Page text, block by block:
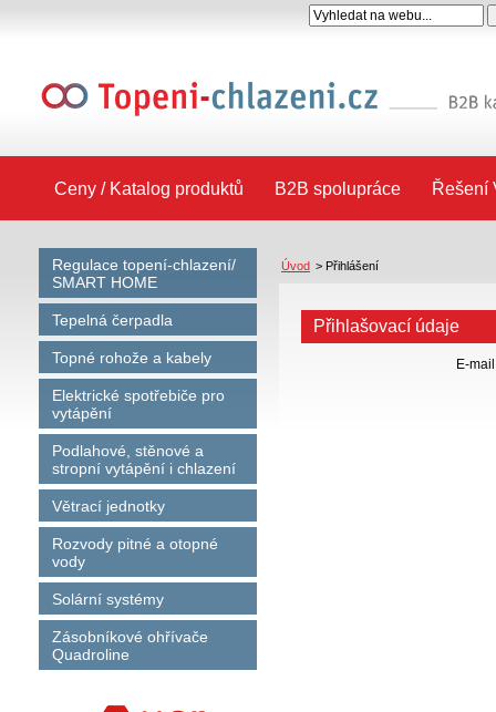
Ceny / Katalog produktů B2B spolupráce Řešení
Regulace topení-chlazení/
SMART HOME
Tepelná čerpadla
Topné rohože a kabely
Elektrické spotřebiče pro
vytápění
Podlahové, stěnové a
stropní vytápění i chlazení
Větrací jednotky
Rozvody pitné a otopné
vody
Solární systémy
Zásobníkové ohřívače
Quadroline
Úvod > Přihlášení
Přihlašovací údaje
E-